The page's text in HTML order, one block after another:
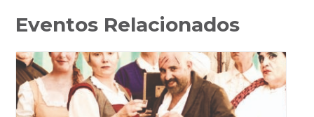
Eventos Relacionados